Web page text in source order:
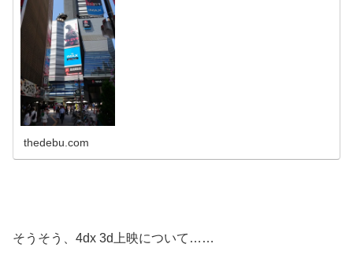
thedebu.com
そうそう、4dx 3d上映について……